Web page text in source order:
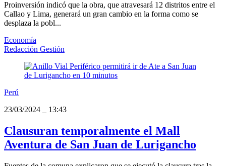
Proinversión indicó que la obra, que atravesará 12 distritos entre el
Callao y Lima, generará un gran cambio en la forma como se
desplaza la pobl...
Economía
Redacción Gestión
Perú
23/03/2024
13:43
Clausuran temporalmente el Mall
Aventura de San Juan de Lurigancho